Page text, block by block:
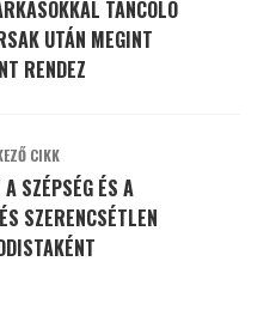
TÁNCOLÓ
UTÁN MEGINT
RENDEZ
CIKK
SZÉPSÉG ÉS A
SZERENCSÉTLEN